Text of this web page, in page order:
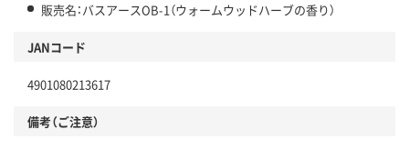
販売名：バスアースOB-1（ウォームウッドハーブの香り）
JANコード
4901080213617
備考（ご注意）